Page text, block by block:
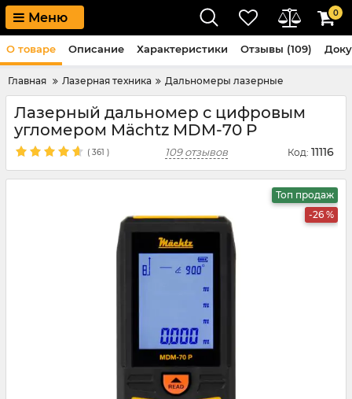
Меню 0
Главная Лазерная техника Дальномеры лазерные
Лазерный дальномер с цифровым
угломером Mächtz MDM-70 P
( 361 ) 109 отзывов Код: 11116
Топ продаж
-26 %
О товаре Описание Характеристики Отзывы (109)